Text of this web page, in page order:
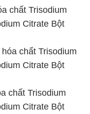
Citrate Bột
chất Trisodium
Citrate Bột
ứng hóa chất
Bột \ Sodium
China